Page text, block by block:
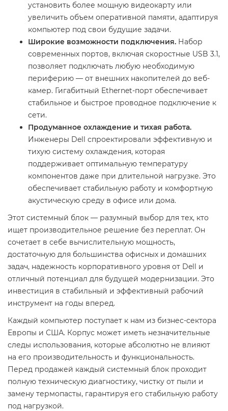
установить более мощную видеокарту или
увеличить объем оперативной памяти, адаптируя
компьютер под свои будущие задачи.
Широкие возможности подключения. Набор
современных портов, включая скоростные USB 3.1,
позволяет подключать любую необходимую
периферию — от внешних накопителей до веб-
камер. Гигабитный Ethernet-порт обеспечивает
стабильное и быстрое проводное подключение к
сети.
Продуманное охлаждение и тихая работа.
Инженеры Dell спроектировали эффективную и
тихую систему охлаждения, которая
поддерживает оптимальную температуру
компонентов даже при длительной нагрузке. Это
обеспечивает стабильную работу и комфортную
акустическую среду в офисе или дома.
Этот системный блок — разумный выбор для тех, кто
ищет производительное решение без переплат. Он
сочетает в себе вычислительную мощность,
достаточную для большинства офисных и домашних
задач, надежность корпоративного уровня от Dell и
отличный потенциал для будущей модернизации. Это
инвестиция в стабильный и эффективный рабочий
инструмент на годы вперед.
Каждый компьютер поступает к нам из бизнес-сектора
Европы и США. Корпус может иметь незначительные
следы использования, которые абсолютно не влияют
на его производительность и функциональность.
Перед продажей каждый системный блок проходит
полную техническую диагностику, чистку от пыли и
замену термопасты, гарантируя его стабильную работу
под нагрузкой.